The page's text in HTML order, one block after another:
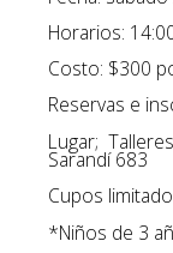
Horarios:
Costo: $300
Reservas e
Lugar;
Sarandí 683
Cupos
*Niños de 3